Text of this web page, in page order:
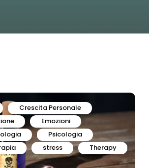
Crescita Personale
Emozioni
Psicologia
stress Therapy